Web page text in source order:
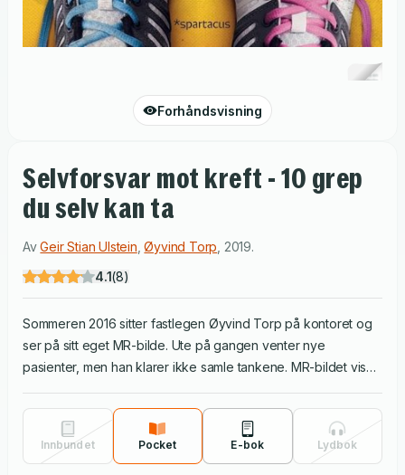
Forhåndsvisning
Selvforsvar mot kreft - 10 grep
du selv kan ta
AvGeir Stian Ulstein ,Øyvind Torp 2019.
4.1(8)
Sommeren 2016 sitter fastlegen Øyvind Torp på kontoret og
ser på sitt eget MR-bilde. Ute på gangen venter nye
pasienter, men han klarer ikke samle tankene. MR-bildet viser
våkner: Finnes det noe han kan gjøre for å bedre sjansene
sine når uflaksen først har rammet? Etter operasjoner og
undersøkelser, smerte og morfin våkner kroppen sakte til liv,
Innbundet Pocket E-bok Lydbok